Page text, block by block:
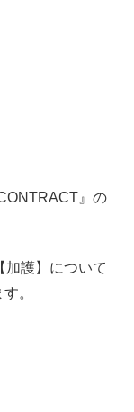
』の
加護】について
。